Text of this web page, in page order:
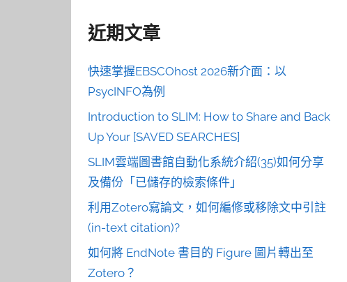
近期文章
快速掌握EBSCOhost 2026新介面：以
PsycINFO為例
Introduction to SLIM: How to Share and Back
Up Your [SAVED SEARCHES]
SLIM雲端圖書館自動化系統介紹(35)如何分享
及備份「已儲存的檢索條件」
利用Zotero寫論文，如何編修或移除文中引註
(in-text citation)?
如何將 EndNote 書目的 Figure 圖片轉出至
Zotero？